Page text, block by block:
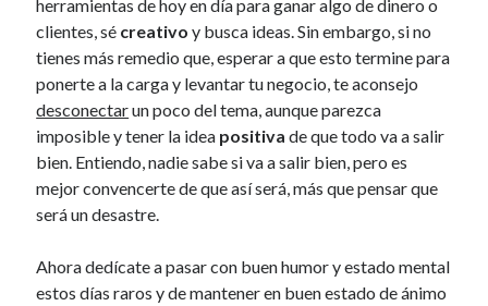
herramientas de hoy en día para ganar algo de dinero o
clientes, sé creativo y busca ideas. Sin embargo, si no
tienes más remedio que, esperar a que esto termine para
ponerte a la carga y levantar tu negocio, te aconsejo
desconectarun poco del tema, aunque parezca
imposible y tener la idea positiva de que todo va a salir
bien. Entiendo, nadie sabe si va a salir bien, pero es
mejor convencerte de que así será, más que pensar que
será un desastre.
Ahora dedícate a pasar con buen humor y estado mental
estos días raros y de mantener en buen estado de ánimo